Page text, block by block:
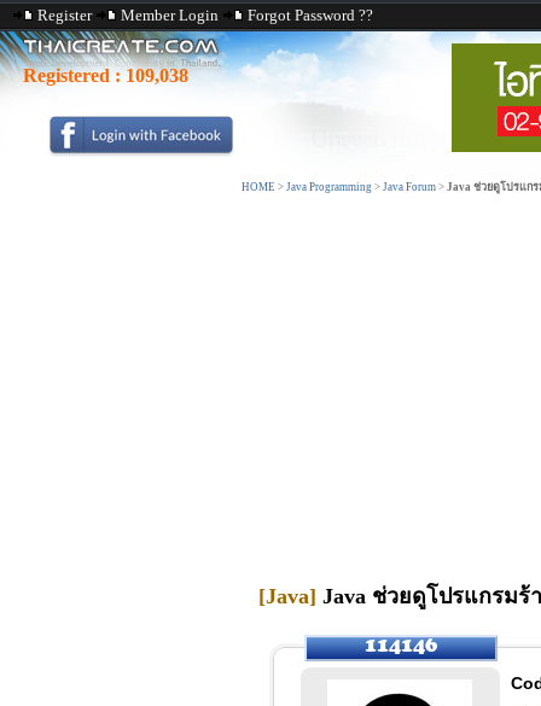
Register Member Login Forgot Password ??
Registered : 109,038
HOME > Java Programming > Java Forum > Java ช่วยดูโปรแก
[Java] Java ช่วยดูโปรแกรม